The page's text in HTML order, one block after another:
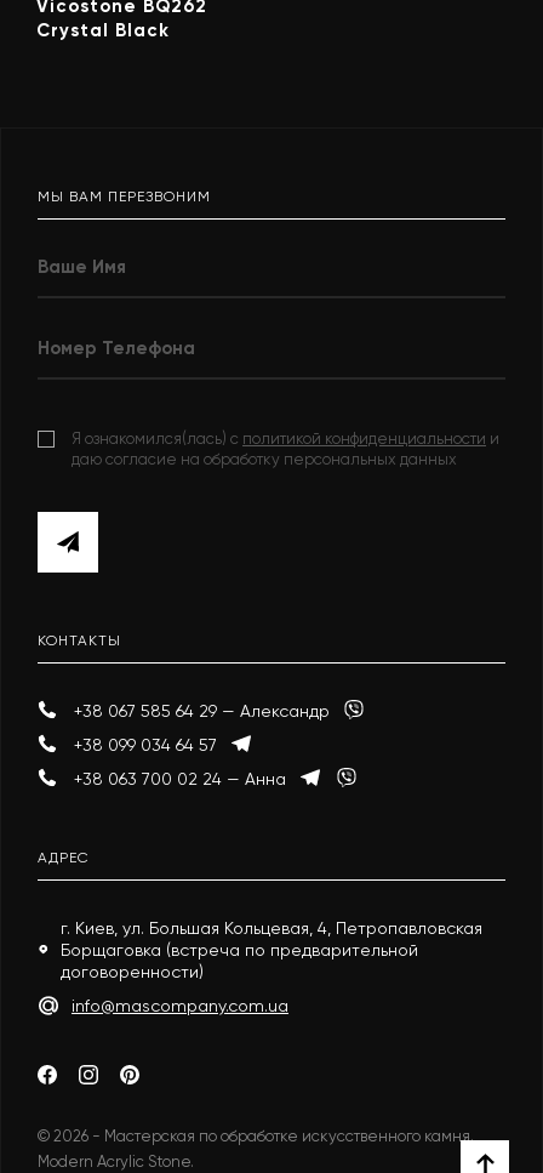
Vicostone BQ262
Crystal Black
МЫ ВАМ ПЕРЕЗВОНИМ
Я ознакомился(лась) с политикой конфиденциальности и
даю согласие на обработку персональных данных
КОНТАКТЫ
+38 067 585 64 29 — Александр
+38 099 034 64 57
+38 063 700 02 24 — Анна
АДРЕС
г. Киев, ул. Большая Кольцевая, 4, Петропавловская
Борщаговка (встреча по предварительной
договоренности)
info@mascompany.com.ua
© 2026 - Мастерская по обработке искусственного камня.
Modern Acrylic Stone.